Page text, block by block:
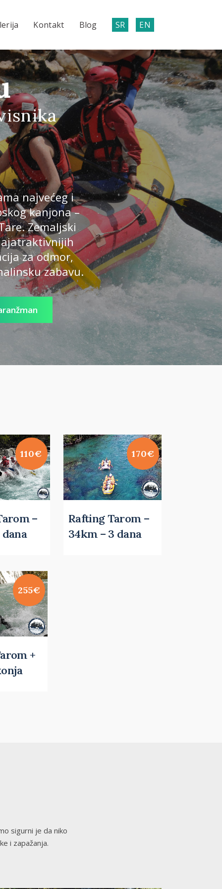
Kontakt Blog SR EN
najvećeg i
kanjona –
Zemaljski
za odmor,
zabavu.
110€
–
dana
170€
Rafting Tarom –
34km – 3 dana
255€
+
sigurni je da niko
i zapažanja.